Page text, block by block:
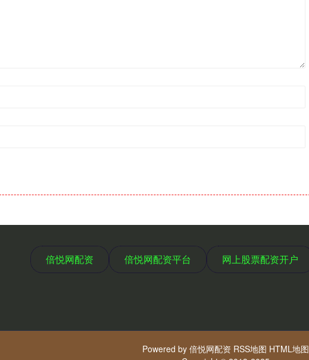
倍悦网配资 倍悦网配资平台 网上股票配资开户
Powered by 倍悦网配资 RSS地图 HTML地图